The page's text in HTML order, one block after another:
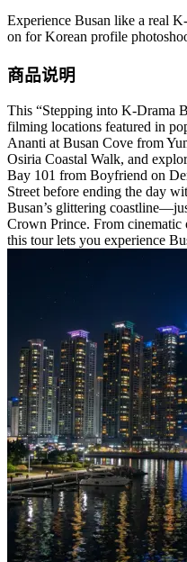
Experience Busan like a real
on for Korean profile
商品说明
This “Stepping into K-Drama
filming locations featured in
Ananti at Busan Cove from
Osiria Coastal Walk, and
Bay 101 from Boyfriend on
Street before ending the day
Busan’s glittering
Crown Prince. From cinematic
this tour lets you experience